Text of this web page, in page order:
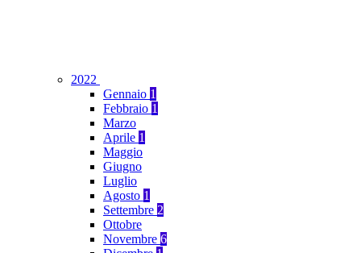
2022
Gennaio 1
Febbraio 1
Marzo
Aprile 1
Maggio
Giugno
Luglio
Agosto 1
Settembre 2
Ottobre
Novembre 6